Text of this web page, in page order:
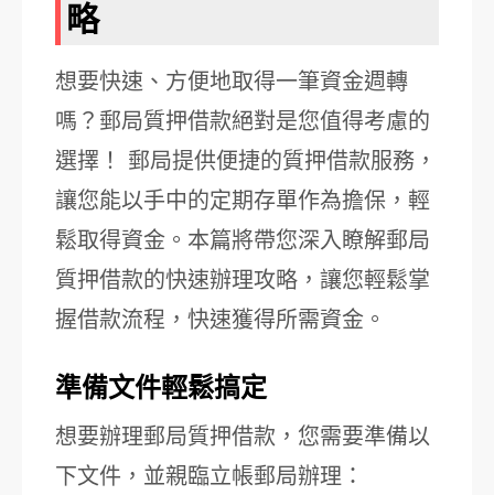
略
想要快速、方便地取得一筆資金週轉
嗎？郵局質押借款絕對是您值得考慮的
選擇！ 郵局提供便捷的質押借款服務，
讓您能以手中的定期存單作為擔保，輕
鬆取得資金。本篇將帶您深入瞭解郵局
質押借款的快速辦理攻略，讓您輕鬆掌
握借款流程，快速獲得所需資金。
準備文件輕鬆搞定
想要辦理郵局質押借款，您需要準備以
下文件，並親臨立帳郵局辦理：